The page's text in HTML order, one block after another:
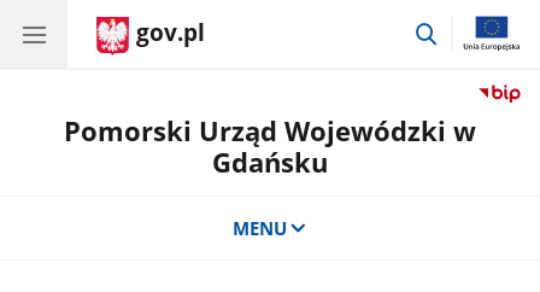
gov.pl
przejdź
Pomorski Urząd Wojewódzki w
Gdańsku
MENU